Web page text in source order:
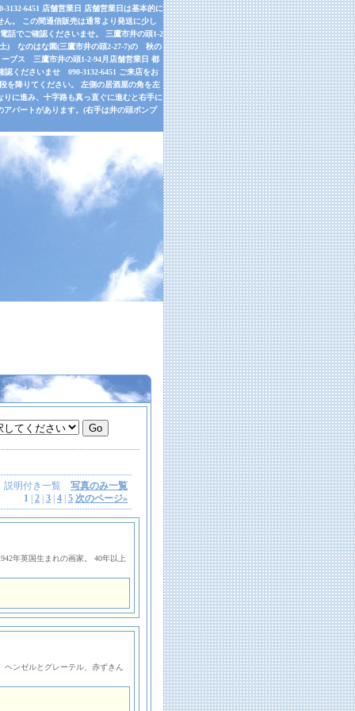
6451 店舗営業日 店舗営業日は基本的に
。 この間通信販売は通常より発送に少し
話でご確認くださいませ。 三鷹市井の頭1-2
なのはな園(三鷹市井の頭2-27-7)の 秋の
ーブス 三鷹市井の頭1-2-94月店舗営業日 都
認くださいませ 090-3132-6451 ご来店をお
降りてください。 左側の居酒屋の角を左
に進み、十字路も真っ直ぐに進むと右手に
パートがあります。(右手は井の頭ポンプ
説明付き一覧 写真のみ一覧
1 2 3 4 5 次のページ»
年英国生まれの画家。 40年以上
ンゼルとグレーテル、赤ずきん